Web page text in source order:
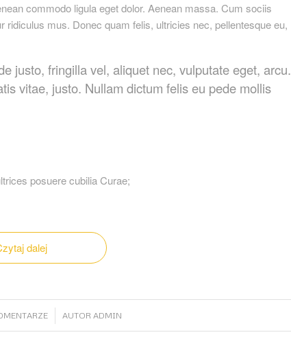
commodo ligula eget dolor. Aenean massa. Cum sociis
mus. Donec quam felis, ultricies nec, pellentesque eu,
justo, fringilla vel, aliquet nec, vulputate eget, arcu.
vitae, justo. Nullam dictum felis eu pede mollis
posuere cubilia Curae;
dalej
/ AUTOR ADMIN